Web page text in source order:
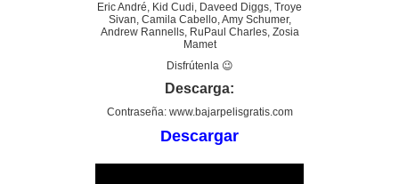
Eric André, Kid Cudi, Daveed Diggs, Troye
Sivan, Camila Cabello, Amy Schumer,
Andrew Rannells, RuPaul Charles, Zosia
Mamet
Disfrútenla 😉
Descarga:
Contraseña: www.bajarpelisgratis.com
Descargar